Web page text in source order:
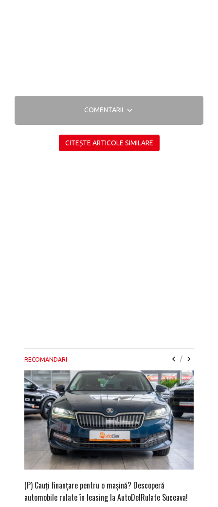
COMENTARII
CITEȘTE ARTICOLE SIMILARE
RECOMANDARI /
(P) Cauți finanțare pentru o mașină? Descoperă
automobile rulate în leasing la AutoDelRulate Suceava!